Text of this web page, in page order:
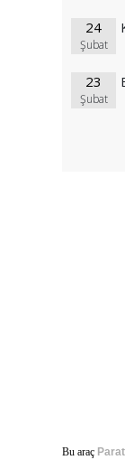
24
Şubat
23
Şubat
Bu araç